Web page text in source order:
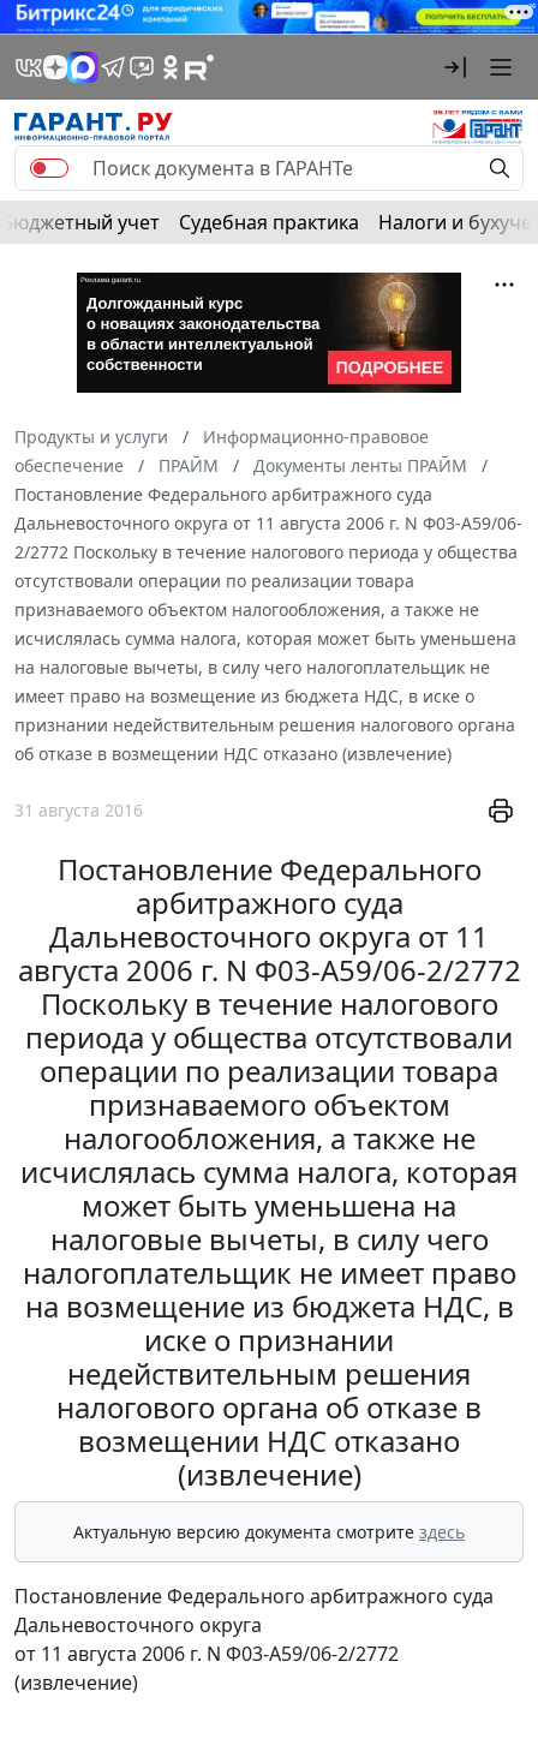
Бюджетный учет Судебная практика Налоги и
Продукты и услуги
Информационно-правовое
обеспечение
ПРАЙМ
Документы ленты ПРАЙМ
Постановление Федерального арбитражного суда
Дальневосточного округа от 11 августа 2006 г. N Ф03-А59/06-
2/2772 Поскольку в течение налогового периода у общества
отсутствовали операции по реализации товара
признаваемого объектом налогообложения, а также не
исчислялась сумма налога, которая может быть уменьшена
на налоговые вычеты, в силу чего налогоплательщик не
имеет право на возмещение из бюджета НДС, в иске о
признании недействительным решения налогового органа
об отказе в возмещении НДС отказано (извлечение)
31 августа 2016
Постановление Федерального
арбитражного суда
Дальневосточного округа от 11
августа 2006 г. N Ф03-А59/06-2/2772
Поскольку в течение налогового
периода у общества отсутствовали
операции по реализации товара
признаваемого объектом
налогообложения, а также не
исчислялась сумма налога, которая
может быть уменьшена на
налоговые вычеты, в силу чего
налогоплательщик не имеет право
на возмещение из бюджета НДС, в
иске о признании
недействительным решения
налогового органа об отказе в
возмещении НДС отказано
(извлечение)
Актуальную версию документа смотрите здесь
Постановление Федерального арбитражного суда
Дальневосточного округа
от 11 августа 2006 г. N Ф03-А59/06-2/2772
(извлечение)